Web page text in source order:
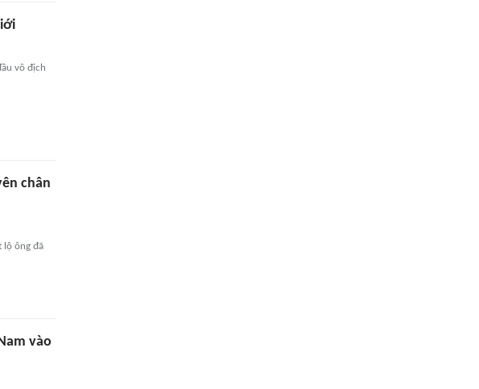
vô địch
chân
lộ ông đã
vào